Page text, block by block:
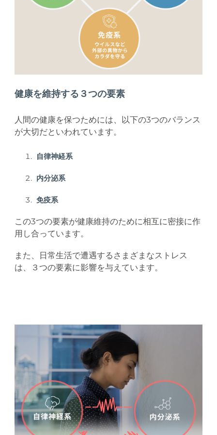
健康を維持する３つの要素
人間の健康を保つためには、以下の3つのバランス
が大切だといわれています。
自律神経系
内分泌系
免疫系
この3つの要素が健康維持のために相互に密接に作
用し合っています。
また、日常生活で遭遇するさまざまなストレス
は、３つの要素に影響を与えています。